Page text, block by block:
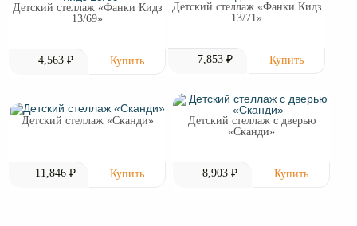
Детский стеллаж «Фанки Кидз
13/69»
4,563 ₽
Детский стеллаж «Фанки Кидз
13/71»
7,853 ₽
Детский стеллаж «Сканди»
11,846 ₽
Детский стеллаж с дверью
«Сканди»
8,903 ₽